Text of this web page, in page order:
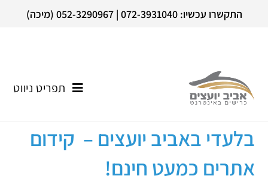
התקשרו עכשיו: 072-3931040 | 052-3290967 (מיכה)
תפריט ניווט
בלעדי באביב יועצים – קידום
אתרים כמעט חינם!